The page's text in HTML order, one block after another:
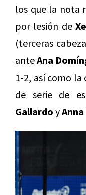
los que la nota
por lesión de
(terceras
anteAna
1-2, así como la
de serie de
Gallardo y